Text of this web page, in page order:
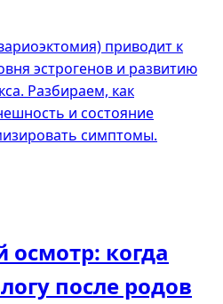
приводит к
эстрогенов и развитию
Разбираем, как
и состояние
симптомы.
осмотр: когда
после родов